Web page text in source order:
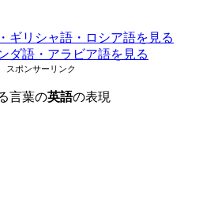
ギリシャ語・ロシア語を見る
ダ語・アラビア語を見る
スポンサーリンク
言葉の英語の表現